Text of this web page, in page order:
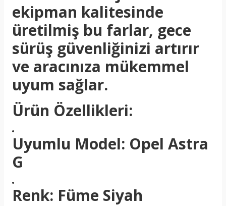
ekipman kalitesinde
üretilmiş bu farlar, gece
sürüş güvenliğinizi artırır
ve aracınıza mükemmel
uyum sağlar.
Ürün Özellikleri:
Uyumlu Model: Opel Astra
G
Renk: Füme Siyah